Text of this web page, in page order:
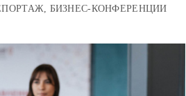
БИЗНЕС-КОНФЕРЕНЦИИ